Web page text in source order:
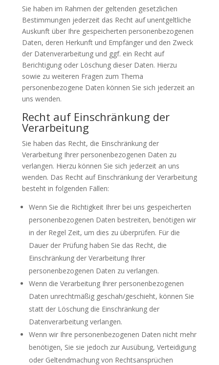
Sie haben im Rahmen der geltenden gesetzlichen
Bestimmungen jederzeit das Recht auf unentgeltliche
Auskunft über Ihre gespeicherten personenbezogenen
Daten, deren Herkunft und Empfänger und den Zweck
der Datenverarbeitung und ggf. ein Recht auf
Berichtigung oder Löschung dieser Daten. Hierzu
sowie zu weiteren Fragen zum Thema
personenbezogene Daten können Sie sich jederzeit an
uns wenden.
Recht auf Einschränkung der
Verarbeitung
Sie haben das Recht, die Einschränkung der
Verarbeitung Ihrer personenbezogenen Daten zu
verlangen. Hierzu können Sie sich jederzeit an uns
wenden. Das Recht auf Einschränkung der Verarbeitung
besteht in folgenden Fällen:
Wenn Sie die Richtigkeit Ihrer bei uns gespeicherten
personenbezogenen Daten bestreiten, benötigen wir
in der Regel Zeit, um dies zu überprüfen. Für die
Dauer der Prüfung haben Sie das Recht, die
Einschränkung der Verarbeitung Ihrer
personenbezogenen Daten zu verlangen.
Wenn die Verarbeitung Ihrer personenbezogenen
Daten unrechtmäßig geschah/geschieht, können Sie
statt der Löschung die Einschränkung der
Datenverarbeitung verlangen.
Wenn wir Ihre personenbezogenen Daten nicht mehr
benötigen, Sie sie jedoch zur Ausübung, Verteidigung
oder Geltendmachung von Rechtsansprüchen